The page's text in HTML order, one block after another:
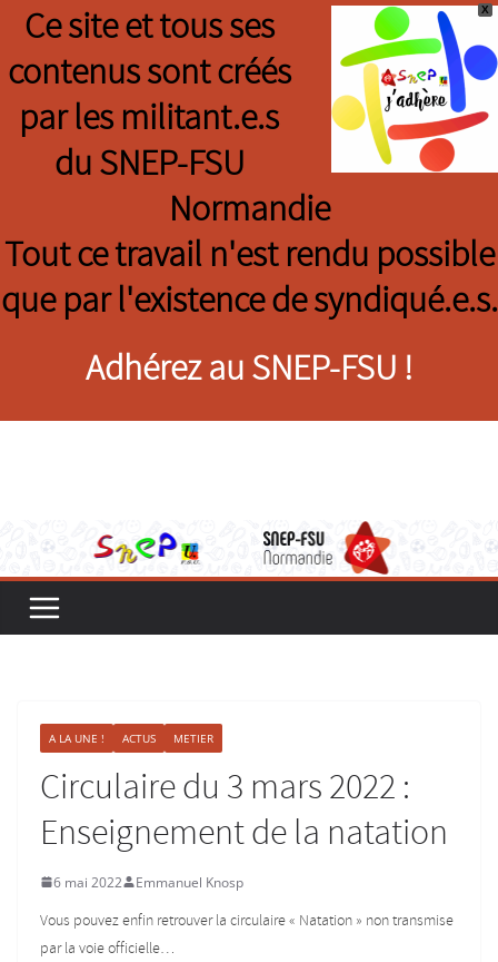
X
Ce site et tous ses
contenus sont créés
par les militant.e.s
du SNEP-FSU
Normandie
Tout ce travail n'est rendu possible
que par l'existence de syndiqué.e.s.
Adhérez au SNEP-FSU !
A LA UNE ! ACTUS METIER
Circulaire du 3 mars 2022 :
Enseignement de la natation
6 mai 2022 Emmanuel Knosp
Vous pouvez enfin retrouver la circulaire « Natation » non transmise
par la voie officielle…